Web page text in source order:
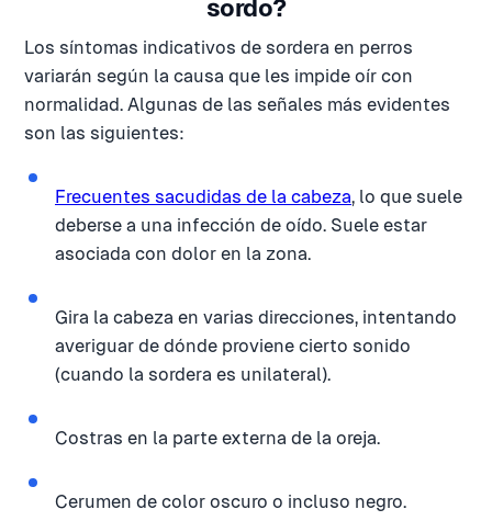
sordo?
Los síntomas indicativos de sordera en perros
variarán según la causa que les impide oír con
normalidad. Algunas de las señales más evidentes
son las siguientes:
Frecuentes sacudidas de la cabeza, lo que suele
deberse a una infección de oído. Suele estar
asociada con dolor en la zona.
Gira la cabeza en varias direcciones, intentando
averiguar de dónde proviene cierto sonido
(cuando la sordera es unilateral).
Costras en la parte externa de la oreja.
Cerumen de color oscuro o incluso negro.